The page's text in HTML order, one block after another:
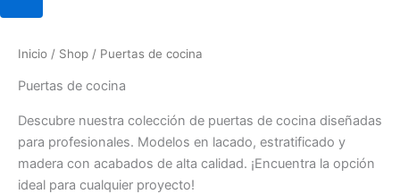
Inicio / Shop / Puertas de cocina
Puertas de cocina
Descubre nuestra colección de puertas de cocina diseñadas
para profesionales. Modelos en lacado, estratificado y
madera con acabados de alta calidad. ¡Encuentra la opción
ideal para cualquier proyecto!